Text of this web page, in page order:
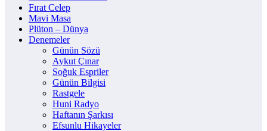
Fırat Celep
Mavi Masa
Plüton – Dünya
Denemeler
Günün Sözü
Aykut Çınar
Soğuk Espriler
Günün Bilgisi
Rastgele
Huni Radyo
Haftanın Şarkısı
Efsunlu Hikayeler